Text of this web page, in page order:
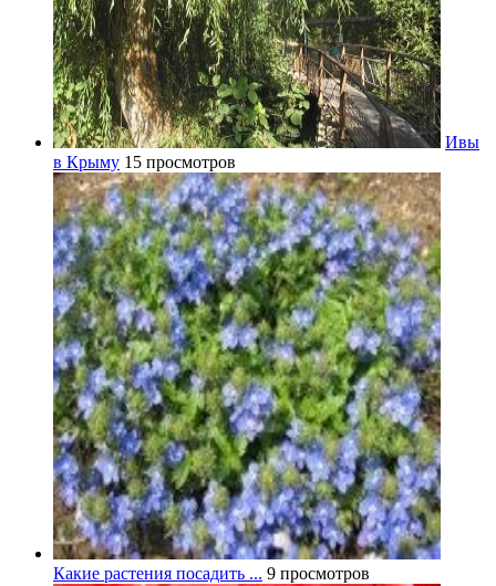
Ивы
в Крыму 15 просмотров
Какие растения посадить ... 9 просмотров